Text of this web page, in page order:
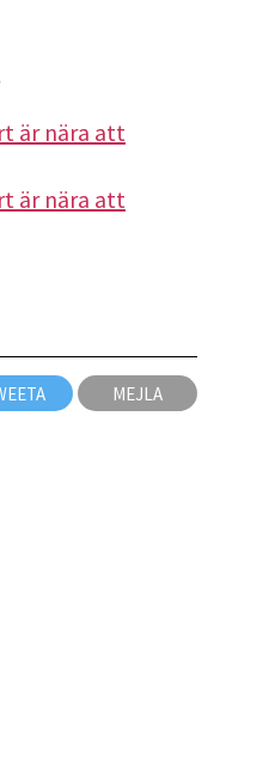
är nära att
är nära att
MEJLA